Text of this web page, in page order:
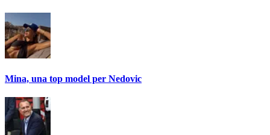
Mina, una top model per Nedovic